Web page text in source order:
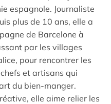
espagnole. Journaliste
plus de 10 ans, elle a
de Barcelone à
par les villages
pour rencontrer les
et artisans qui
du bien-manger.
elle aime relier les